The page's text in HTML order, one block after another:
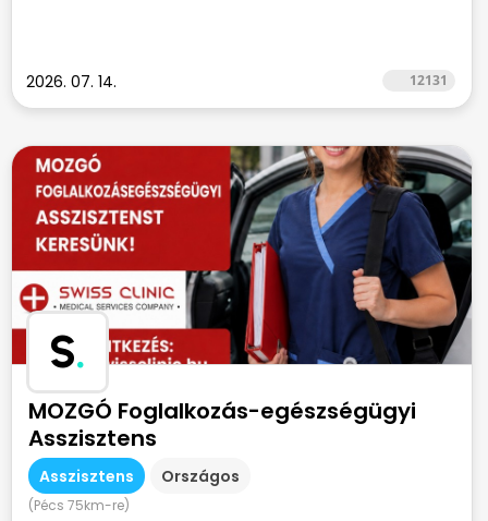
2026. 07. 14. 12131
S.
MOZGÓ Foglalkozás-egészségügyi
Asszisztens
Asszisztens Országos
(Pécs 75km-re)